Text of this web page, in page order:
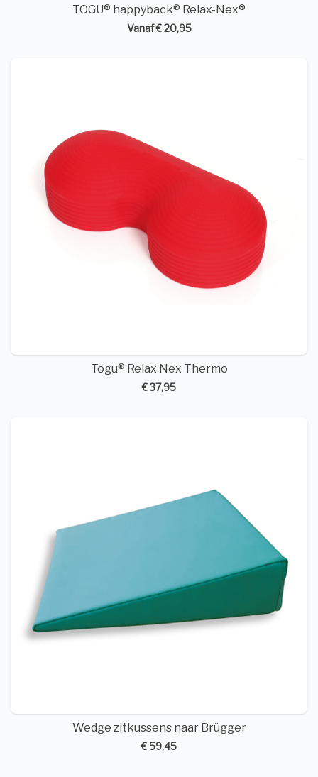
TOGU® happyback® Relax-Nex®
Vanaf € 20,95
Togu® Relax Nex Thermo
€ 37,95
Wedge zitkussens naar Brügger
€ 59,45